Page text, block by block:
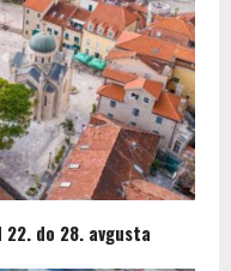
do 28. avgusta